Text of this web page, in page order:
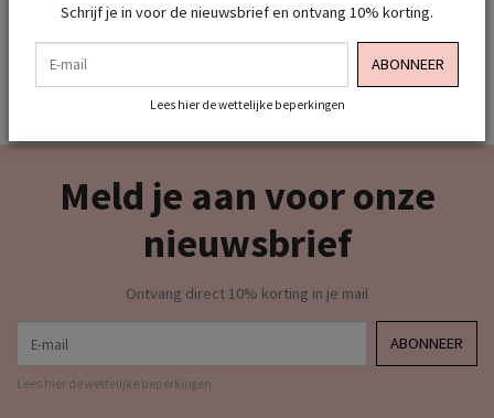
M=109cm
L=114cm
Meld je aan voor onze
nieuwsbrief
Ontvang direct 10% korting in je mail
ABONNEER
Lees hier de wettelijke beperkingen
Schrijf je in voor de nieuwsbrief en ontvang 10% korting.
ABONNEER
Lees hier de wettelijke beperkingen